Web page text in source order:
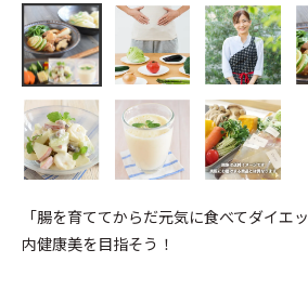
「腸を育ててからだ元気に食べてダイエ
内健康美を目指そう！